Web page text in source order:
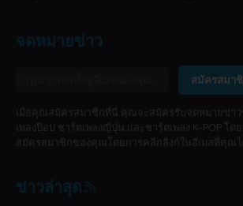
จดหมายข่าว
สมัครสมา
เมื่อคุณสมัครสมาชิกที่นี่ คุณจะสมัครรับจดหมายข่าว
เพลงป๊อป ชาร์ตเพลงญี่ปุ่น และชาร์ตเพลง K-POP โ
สมัครสมาชิกของคุณโดยการคลิกลิงก์ในอีเมลที่คุณไ
ข่าวล่าสุด